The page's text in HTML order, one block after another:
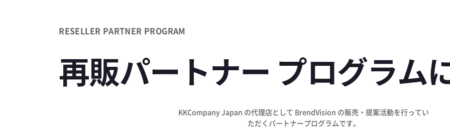
RESELLER PARTNER PROGRAM
再販パートナー プログラム
KKCompany Japan の代理店として BrendVision の販売・提案活動を行ってい
ただくパートナープログラムです。​